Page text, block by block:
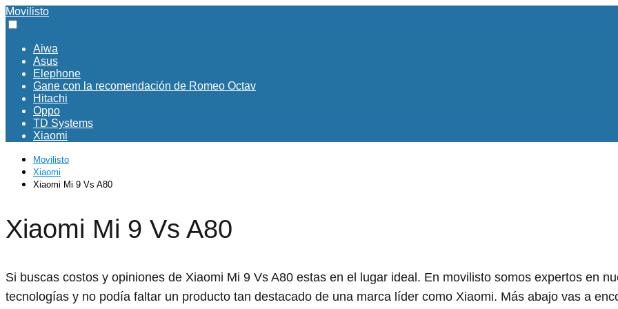
Movilisto
Aiwa
Asus
Elephone
Gane con la recomendación de Romeo Octav
Hitachi
Oppo
TD Systems
Xiaomi
Movilisto
Xiaomi
Xiaomi Mi 9 Vs A80
Xiaomi Mi 9 Vs A80
Si buscas costos y opiniones de Xiaomi Mi 9 Vs A80 estas en el lugar ideal. En movilisto somos expertos en
tecnologías y no podía faltar un producto tan destacado de una marca líder como Xiaomi. Más abajo vas a